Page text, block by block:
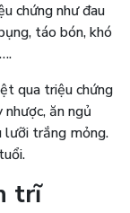
chứng như đau
táo bón, khó
qua triệu chứng
ăn ngủ
lưỡi trắng mỏng.
trĩ